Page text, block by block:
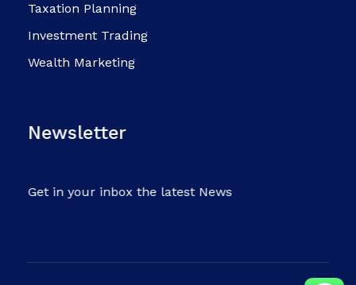
Taxation Planning
Investment Trading
Wealth Marketing
Newsletter
Get in your inbox the latest News